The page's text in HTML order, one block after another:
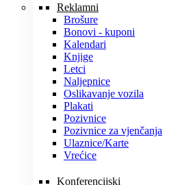
Reklamni
Brošure
Bonovi - kuponi
Kalendari
Knjige
Letci
Naljepnice
Oslikavanje vozila
Plakati
Pozivnice
Pozivnice za vjenčanja
Ulaznice/Karte
Vrećice
Konferencijski